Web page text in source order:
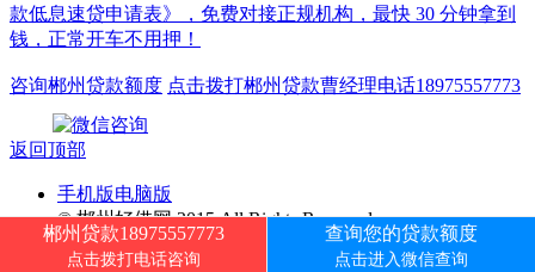
款低息速贷申请表》，免费对接正规机构，最快 30 分钟拿到
钱，正常开车不用押！
咨询郴州贷款额度 点击拨打郴州贷款曹经理电话18975557773
返回顶部
手机版电脑版
© 郴州好借网 2015 All Rights Reserved.
代哥seo-Powered by DouPHP 湘ICP备2022008347号-1
郴州贷款18975557773
点击拨打电话咨询
查询您的贷款额度
点击进入微信查询